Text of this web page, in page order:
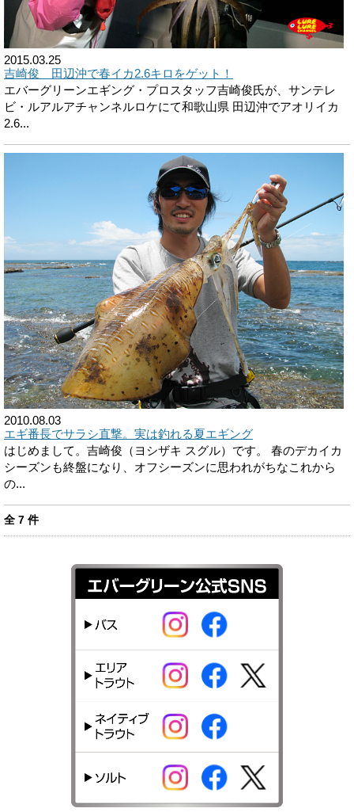
2015.03.25
吉崎俊 田辺沖で春イカ2.6キロをゲット！
エバーグリーンエギング・プロスタッフ吉崎俊氏が、サンテレ
ビ・ルアルアチャンネルロケにて和歌山県 田辺沖でアオリイカ
2.6...
2010.08.03
エギ番長でサラシ直撃。実は釣れる夏エギング
はじめまして。吉崎俊（ヨシザキ スグル）です。 春のデカイカ
シーズンも終盤になり、オフシーズンに思われがちなこれから
の...
全 7 件